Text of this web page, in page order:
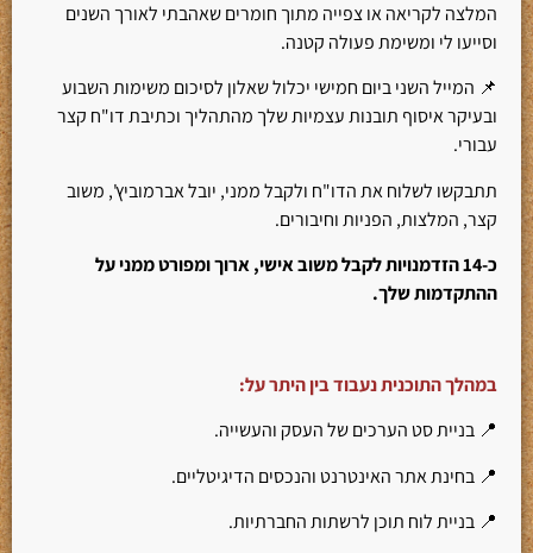
המלצה לקריאה או צפייה מתוך חומרים שאהבתי לאורך השנים
וסייעו לי ומשימת פעולה קטנה.
📌 המייל השני ביום חמישי יכלול שאלון לסיכום משימות השבוע
ובעיקר איסוף תובנות עצמיות שלך מהתהליך וכתיבת דו"ח קצר
עבורי.
תתבקשו לשלוח את הדו"ח ולקבל ממני, יובל אברמוביץ', משוב
קצר, המלצות, הפניות וחיבורים.
כ-14 הזדמנויות לקבל משוב אישי, ארוך ומפורט ממני על
ההתקדמות שלך.
במהלך התוכנית נעבוד בין היתר על:
📍 בניית סט הערכים של העסק והעשייה.
📍 בחינת אתר האינטרנט והנכסים הדיגיטליים.
📍 בניית לוח תוכן לרשתות החברתיות.